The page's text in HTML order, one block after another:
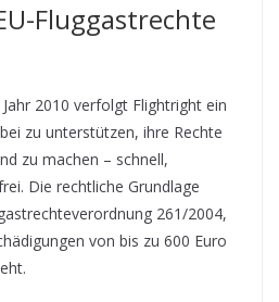
Fluggastrechte
2010 verfolgt Flightright ein
zu unterstützen, ihre Rechte
zu machen – schnell,
Die rechtliche Grundlage
261/2004,
von bis zu 600 Euro